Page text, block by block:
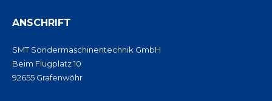
ANSCHRIFT
SMT Sondermaschinentechnik GmbH
Beim Flugplatz 10
92655 Grafenwöhr